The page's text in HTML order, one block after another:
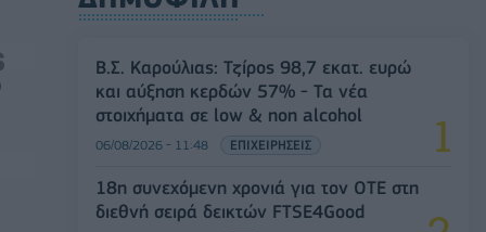
Β.Σ. Καρούλιας: Τζίρος 98,7 εκατ. ευρώ
και αύξηση κερδών 57% - Τα νέα
στοιχήματα σε low & non alcohol
06/08/2026 - 11:48 ΕΠΙΧΕΙΡΗΣΕΙΣ
18η συνεχόμενη χρονιά για τον ΟΤΕ στη
διεθνή σειρά δεικτών FTSE4Good